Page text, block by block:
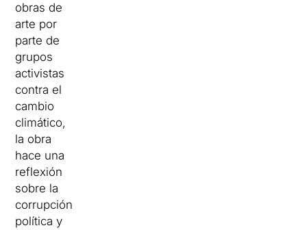
obras de
arte por
parte de
grupos
activistas
contra el
cambio
climático,
la obra
hace una
reflexión
sobre la
corrupción
política y